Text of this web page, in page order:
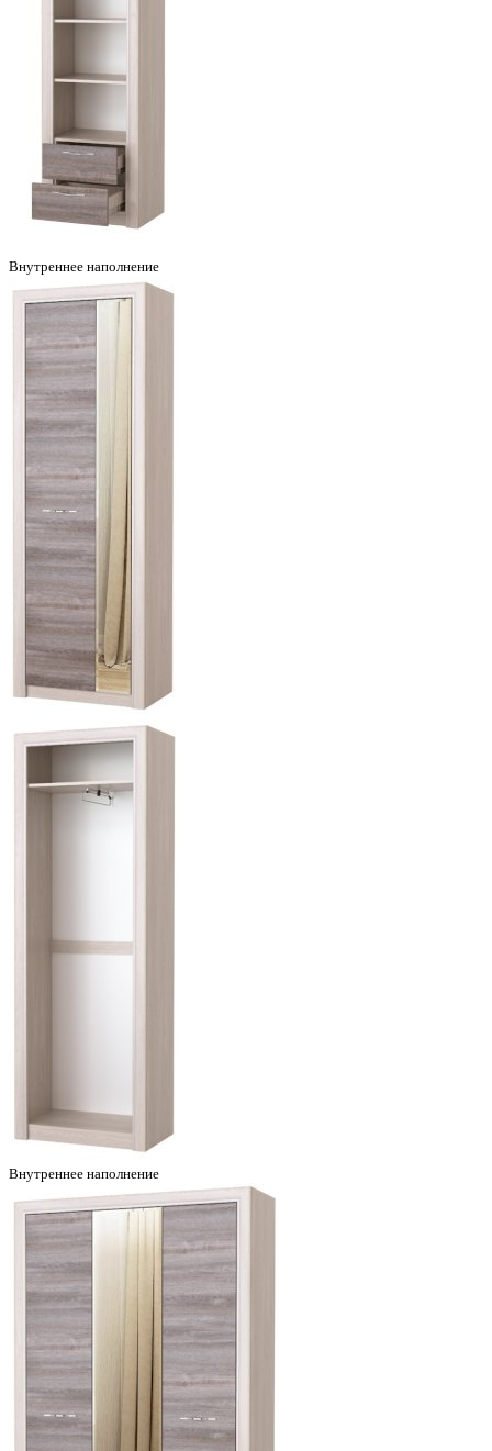
Внутреннее наполнение
Внутреннее наполнение